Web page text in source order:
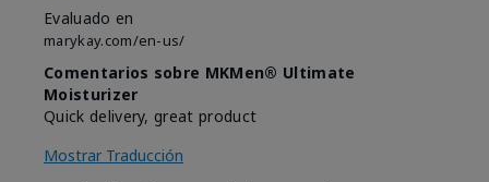
Evaluado en
marykay.com/en-us/
Comentarios sobre MKMen® Ultimate
Moisturizer
Quick delivery, great product
Mostrar Traducción